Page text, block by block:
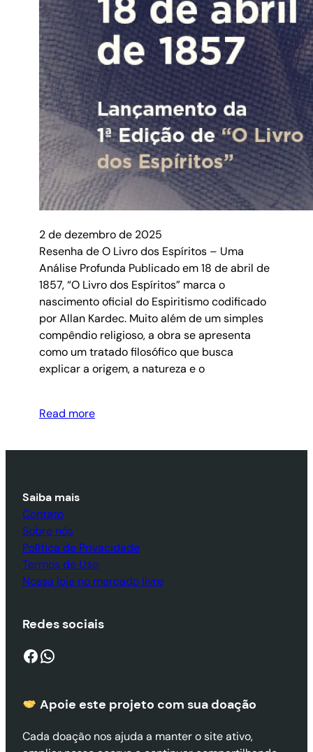
2 de dezembro de 2025
Resenha de O Livro dos Espíritos – Uma
Análise Profunda Publicado em 18 de abril de
1857, “O Livro dos Espíritos” marca o
nascimento oficial do Espiritismo codificado
por Allan Kardec. Muito além de um simples
compêndio religioso, a obra se apresenta
como um tratado filosófico que busca
explicar a origem, a natureza e o
Read more
Saiba mais
Contato
Sobre nós
Política de Privacidade
Termos de Uso
Nossa loja no mercado livre
Redes sociais
Facebook WhatsApp
Apoie este projeto com sua doação
Cada doação nos ajuda a manter o site ativo,